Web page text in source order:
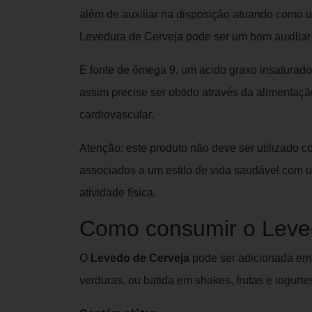
além de auxiliar na disposição atuando como
Levedura de Cerveja pode ser um bom
É fonte de ômega 9, um acido graxo
assim precise ser obtido através da
cardiovascular.
Atenção: este produto não deve ser utilizado
associados a um estilo de vida saudável com
atividade física.
Como consumir o
O Levedo de Cerveja pode ser adicionada
verduras, ou batida em shakes, frutas e